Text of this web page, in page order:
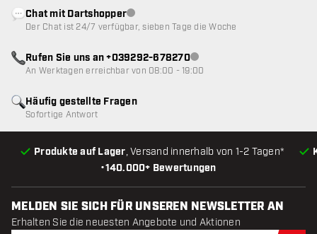
•140.000+ Bewertungen
Produkte auf Lager, Versand innerhalb von 1-2 Tagen*
Häufig gestellte Fragen
Sofortige Antwort
Chat mit DartshopperKundenservice nicht verfügbar
Der Chat ist 24/7 verfügbar, sieben Tage die Woche
Rufen Sie uns an +039292-678270Kundenservice nicht
An Werktagen erreichbar von 08:00 - 19:00
MELDEN SIE SICH FÜR UNSEREN NEWSLETTER AN
Erhalten Sie die neuesten Angebote und Aktionen